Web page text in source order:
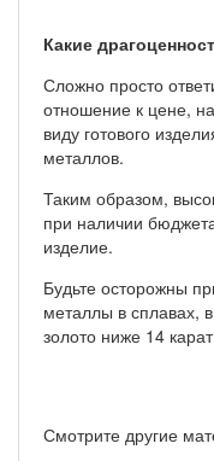
Какие
Сложно просто
отношение к цене,
виду готового
металлов.
Таким образом,
при наличии
изделие.
Будьте осторожны
металлы в сплавах,
золото ниже 14
Смотрите другие